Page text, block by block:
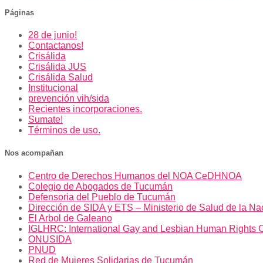
Páginas
28 de junio!
Contactanos!
Crisálida
Crisálida JUS
Crisálida Salud
Institucional
prevención vih/sida
Recientes incorporaciones.
Sumate!
Términos de uso.
Nos acompañan
Centro de Derechos Humanos del NOA CeDHNOA
Colegio de Abogados de Tucumán
Defensoria del Pueblo de Tucumán
Dirección de SIDA y ETS – Ministerio de Salud de la
El Arbol de Galeano
IGLHRC: International Gay and Lesbian Human Rights
ONUSIDA
PNUD
Red de Mujeres Solidarias de Tucumán